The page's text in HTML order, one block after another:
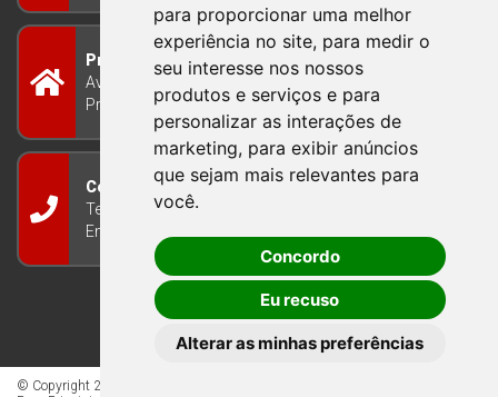
para proporcionar uma melhor
experiência no site, para medir o
seu interesse nos nossos
produtos e serviços e para
personalizar as interações de
marketing, para exibir anúncios
que sejam mais relevantes para
você.
Concordo
Eu recuso
Alterar as minhas preferências
Prefeitura Municipal
Avenida Guilherme Winter 65 - Centro Bom
Princípio/RS - Brasil CEP 95765-000
Contato
Telefone: (51) 3634-8100
Email:
© Copyright 2026 - Todos os direitos reservados à Prefeitura de